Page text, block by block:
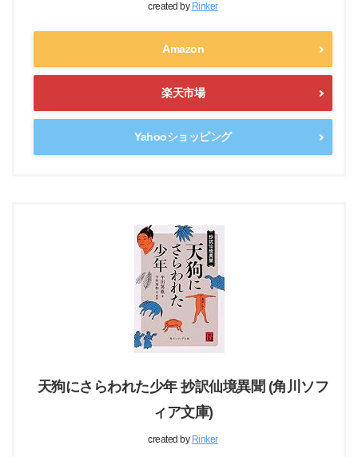
created by Rinker
Amazon
楽天市場
Yahooショッピング
天狗にさらわれた少年 抄訳仙境異聞 (角川ソフ
ィア文庫)
created by Rinker